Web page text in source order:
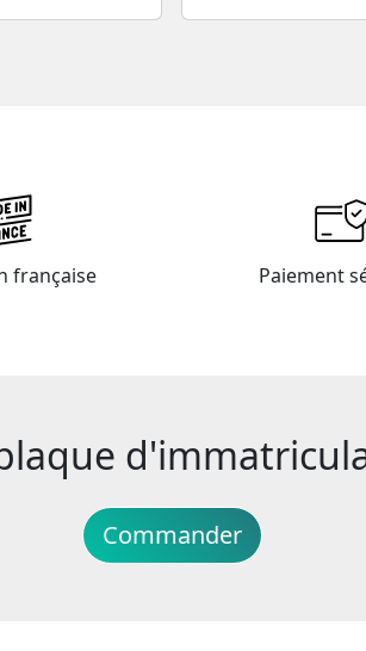
française Paiement
Commander